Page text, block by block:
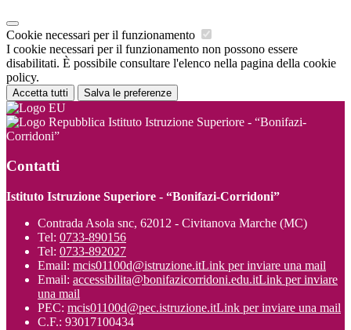
Cookie necessari per il funzionamento
I cookie necessari per il funzionamento non possono essere
disabilitati. È possibile consultare l'elenco nella pagina della cookie
policy.
Accetta tutti Salva le preferenze
Istituto Istruzione Superiore - “Bonifazi-
Corridoni”
Contatti
Istituto Istruzione Superiore - “Bonifazi-Corridoni”
Contrada Asola snc, 62012 - Civitanova Marche (MC)
Tel: 0733-890156
Tel: 0733-892027
Email: mcis01100d@istruzione.itLink per inviare una mail
Email: accessibilita@bonifazicorridoni.edu.itLink per inviare
una mail
PEC: mcis01100d@pec.istruzione.itLink per inviare una mail
C.F.: 93017100434